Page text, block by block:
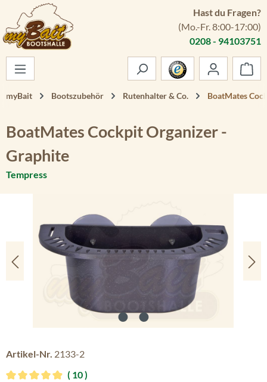
Zum Hauptinhalt springen
Hast du Fragen?
(Mo.-Fr. 8:00-17:00)
0208 - 94103751
myBait Bootszubehör Rutenhalter & Co. BoatMates
BoatMates Cockpit Organizer -
Graphite
Tempress
Artikel-Nr. 2133-2
10